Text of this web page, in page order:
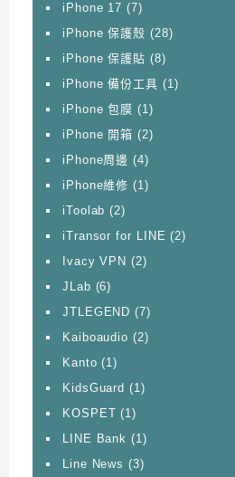
iPhone 17 (7)
iPhone 保護殼 (28)
iPhone 保護貼 (8)
iPhone 備份工具 (1)
iPhone 包膜 (1)
iPhone 開箱 (2)
iPhone周邊 (4)
iPhone維修 (1)
iToolab (2)
iTransor for LINE (2)
Ivacy VPN (2)
JLab (6)
JTLEGEND (7)
Kaiboaudio (2)
Kanto (1)
KidsGuard (1)
KOSPET (1)
LINE Bank (1)
Line News (3)